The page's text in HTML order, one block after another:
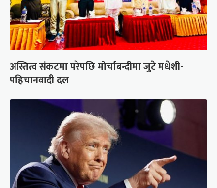
अस्तित्व संकटमा परेपछि मोर्चाबन्दीमा जुटे मधेशी-
पहिचानवादी दल